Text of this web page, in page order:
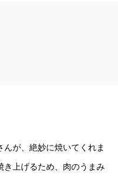
が、絶妙に焼いてくれま
き上げるため、肉のうまみ